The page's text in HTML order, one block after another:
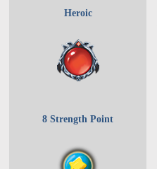
Heroic
8 Strength Point